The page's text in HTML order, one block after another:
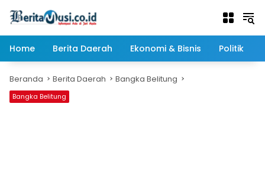
Home
Berita Daerah Ekonomi & Bisnis Politik
Beranda Berita Daerah Bangka Belitung
Bangka Belitung